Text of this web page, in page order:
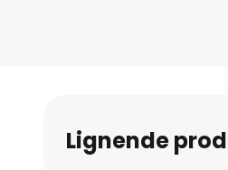
Lignende